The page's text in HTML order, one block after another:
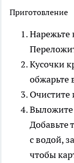
Приготовление
Нарежьте
Кусочки
обжарьте
Очистите
Выложите
Добавьте
с водой,
чтобы